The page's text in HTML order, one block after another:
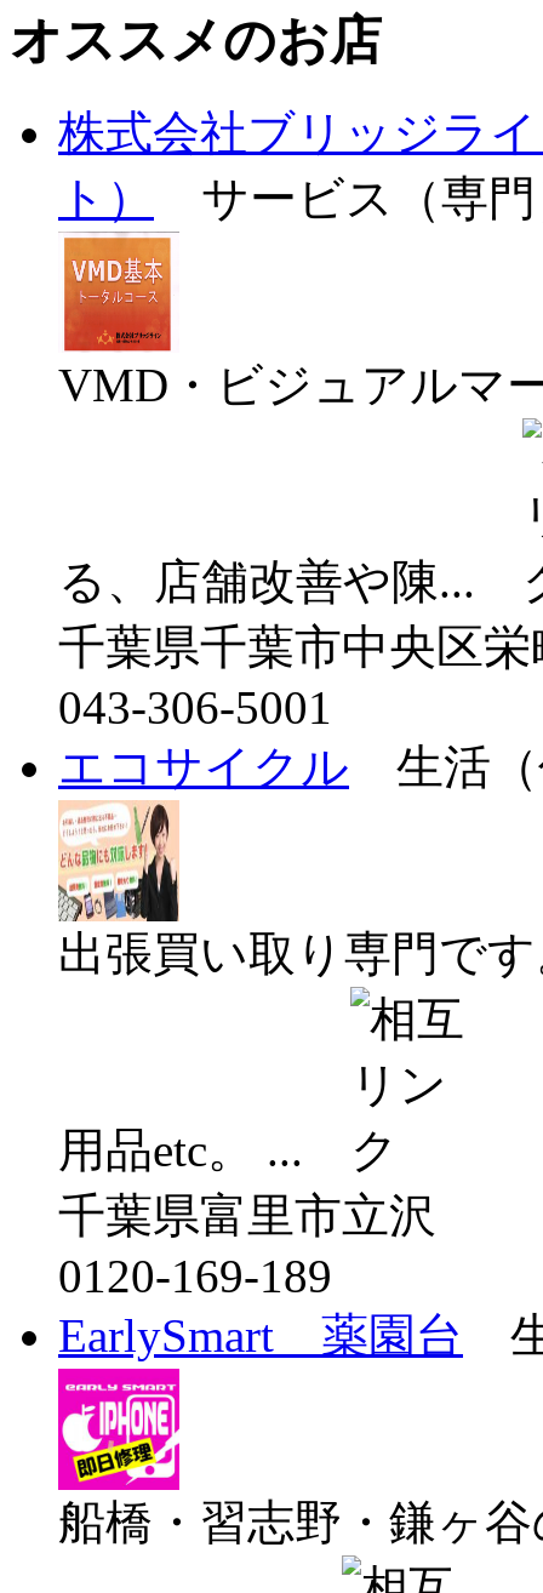
オススメのお店
株式会社ブリッジラ
ト）
サービス（専
VMD・ビジュアルマ
る、店舗改善や陳...
千葉県千葉市中央区栄
043-306-5001
エコサイクル 生活（
出張買い取り専門で
用品etc。 ...
千葉県富里市立沢
0120-169-189
EarlySmart 薬園台
船橋・習志野・鎌ヶ